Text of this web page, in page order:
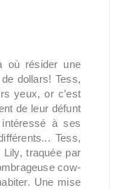
où résider une
dollars! Tess,
yeux, or c’est
de leur défunt
à ses
Tess,
traquée par
cow-
Une mise